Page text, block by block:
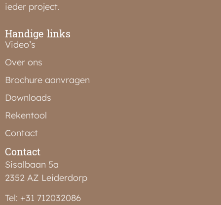
ieder project.
Handige links
Video’s
Over ons
Brochure aanvragen
Downloads
Rekentool
Contact
Contact
Sisalbaan 5a
2352 AZ Leiderdorp
Tel: +31 712032086